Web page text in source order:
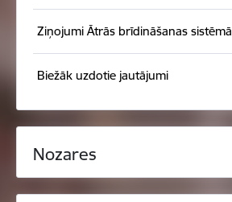
Ziņojumi Ātrās brīdināšanas sistēmā
Biežāk uzdotie jautājumi
Nozares